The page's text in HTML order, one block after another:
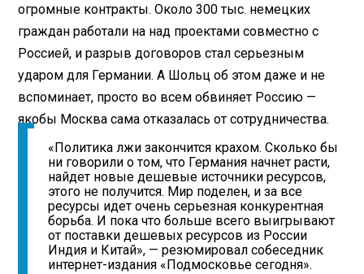
огромные контракты. Около 300 тыс. немецких
граждан работали на над проектами совместно с
Россией, и разрыв договоров стал серьезным
ударом для Германии. А Шольц об этом даже и не
вспоминает, просто во всем обвиняет Россию —
якобы Москва сама отказалась от сотрудничества.
«Политика лжи закончится крахом. Сколько бы
ни говорили о том, что Германия начнет расти,
найдет новые дешевые источники ресурсов,
этого не получится. Мир поделен, и за все
ресурсы идет очень серьезная конкурентная
борьба. И пока что больше всего выигрывают
от поставки дешевых ресурсов из России
Индия и Китай», — резюмировал собеседник
интернет-издания «Подмосковье сегодня».